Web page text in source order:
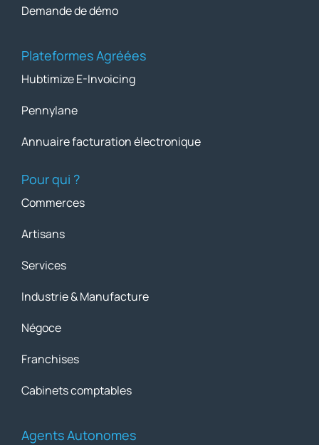
Demande de démo
Plateformes Agréées
Hubtimize E-Invoicing
Pennylane
Annuaire facturation électronique
Pour qui ?
Commerces
Artisans
Services
Industrie & Manufacture
Négoce
Franchises
Cabinets comptables
Agents Autonomes